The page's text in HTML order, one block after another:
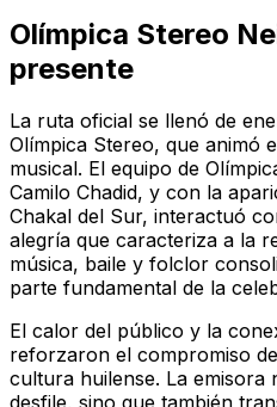
Olímpica Stereo
presente
La ruta oficial se llenó de
Olímpica Stereo, que animó
musical. El equipo de
Camilo Chadid, y con la
Chakal del Sur, interactuó
alegría que caracteriza a la
música, baile y folclor
parte fundamental de la
El calor del público y la
reforzaron el compromiso
cultura huilense. La emisora